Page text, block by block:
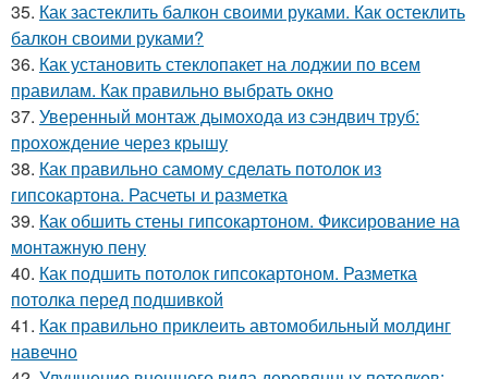
35. Как застеклить балкон своими руками. Как остеклить
балкон своими руками?
36. Как установить стеклопакет на лоджии по всем
правилам. Как правильно выбрать окно
37. Уверенный монтаж дымохода из сэндвич труб:
прохождение через крышу
38. Как правильно самому сделать потолок из
гипсокартона. Расчеты и разметка
39. Как обшить стены гипсокартоном. Фиксирование на
монтажную пену
40. Как подшить потолок гипсокартоном. Разметка
потолка перед подшивкой
41. Как правильно приклеить автомобильный молдинг
навечно